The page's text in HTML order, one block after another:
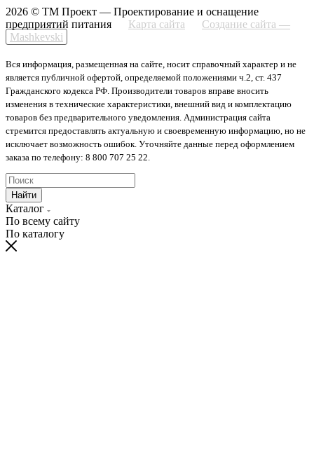
2026 © ТМ Проект — Проектирование и оснащение
предприятий питания
Карта сайта
Создание сайта —
Mashkevski
Вся информация, размещенная на сайте, носит справочный характер и не
является публичной офертой, определяемой положениями ч.2, ст. 437
Гражданского кодекса РФ. Производители товаров вправе вносить
изменения в технические характеристики, внешний вид и комплектацию
товаров без предварительного уведомления. Администрация сайта
стремится предоставлять актуальную и своевременную информацию, но не
исключает возможность ошибок. Уточняйте данные перед оформлением
заказа по телефону: 8 800 707 25 22.
Найти
Каталог
По всему сайту
По каталогу